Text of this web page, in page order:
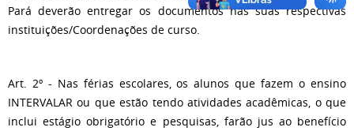
Pará deverão entregar os documentos nas suas respectivas
instituições/Coordenações de curso.
Art. 2º - Nas férias escolares, os alunos que fazem o ensino
INTERVALAR ou que estão tendo atividades acadêmicas, o que
inclui estágio obrigatório e pesquisas, farão jus ao benefício